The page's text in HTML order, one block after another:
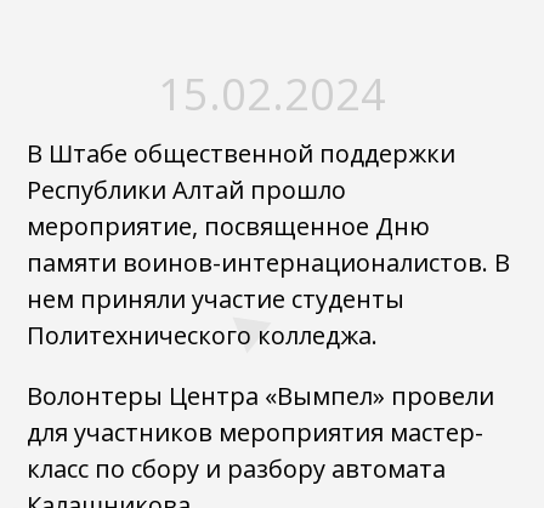
15.02.2024
В Штабе общественной поддержки
Республики Алтай прошло
мероприятие, посвященное Дню
памяти воинов-интернационалистов. В
нем приняли участие студенты
Политехнического колледжа.
Волонтеры Центра «Вымпел» провели
для участников мероприятия мастер-
класс по сбору и разбору автомата